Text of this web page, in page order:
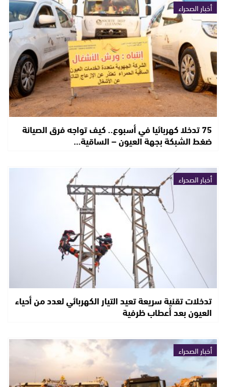
أخبار الصحراء
75 تدخلا كهربائيا في أسبوع.. كيف تواجه فرق الصيانة
ضغط الشبكة بجهة العيون – الساقية…
أخبار الصحراء
تدخلات تقنية سريعة تعيد التيار الكهربائي لعدد من أحياء
العيون بعد أعطاب ظرفية
أخبار الصحراء